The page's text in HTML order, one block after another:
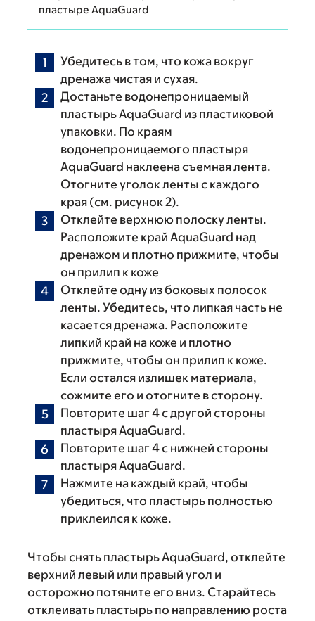
пластыре AquaGuard
Убедитесь в том, что кожа вокруг
дренажа чистая и сухая.
Достаньте водонепроницаемый
пластырь AquaGuard из пластиковой
упаковки. По краям
водонепроницаемого пластыря
AquaGuard наклеена съемная лента.
Отогните уголок ленты с каждого
края (см. рисунок 2).
Отклейте верхнюю полоску ленты.
Расположите край AquaGuard над
дренажом и плотно прижмите, чтобы
он прилип к коже
Отклейте одну из боковых полосок
ленты. Убедитесь, что липкая часть не
касается дренажа. Расположите
липкий край на коже и плотно
прижмите, чтобы он прилип к коже.
Если остался излишек материала,
сожмите его и отогните в сторону.
Повторите шаг 4 с другой стороны
пластыря AquaGuard.
Повторите шаг 4 с нижней стороны
пластыря AquaGuard.
Нажмите на каждый край, чтобы
убедиться, что пластырь полностью
приклеился к коже.
Чтобы снять пластырь AquaGuard, отклейте
верхний левый или правый угол и
осторожно потяните его вниз. Старайтесь
отклеивать пластырь по направлению роста